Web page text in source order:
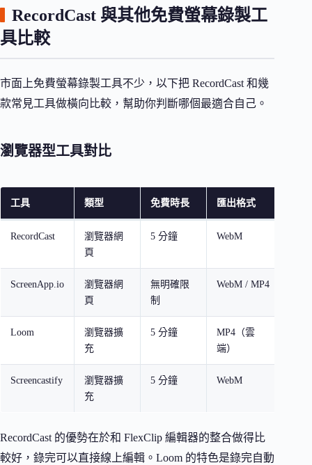
RecordCast 與其他免費螢幕錄製工
具比較
市面上免費螢幕錄製工具不少，以下把 RecordCast 和幾
款常見工具做橫向比較，幫助你判斷哪個最適合自己。
瀏覽器型工具對比
工具 類型 免費時長 匯出格式
RecordCast
瀏覽器網
頁
5 分鐘 WebM
ScreenApp.io
瀏覽器網
頁
無明確限
制
WebM / MP4
Loom
瀏覽器擴
充
5 分鐘
MP4（雲
端）
Screencastify
瀏覽器擴
充
5 分鐘 WebM
RecordCast 的優勢在於和 FlexClip 編輯器的整合做得比
較好，錄完可以直接線上編輯。Loom 的特色是錄完自動